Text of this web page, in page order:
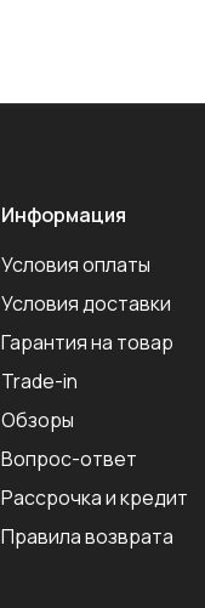
Информация
Условия оплаты
Условия доставки
Гарантия на товар
Trade-in
Обзоры
Вопрос-ответ
Рассрочка и кредит
Правила возврата